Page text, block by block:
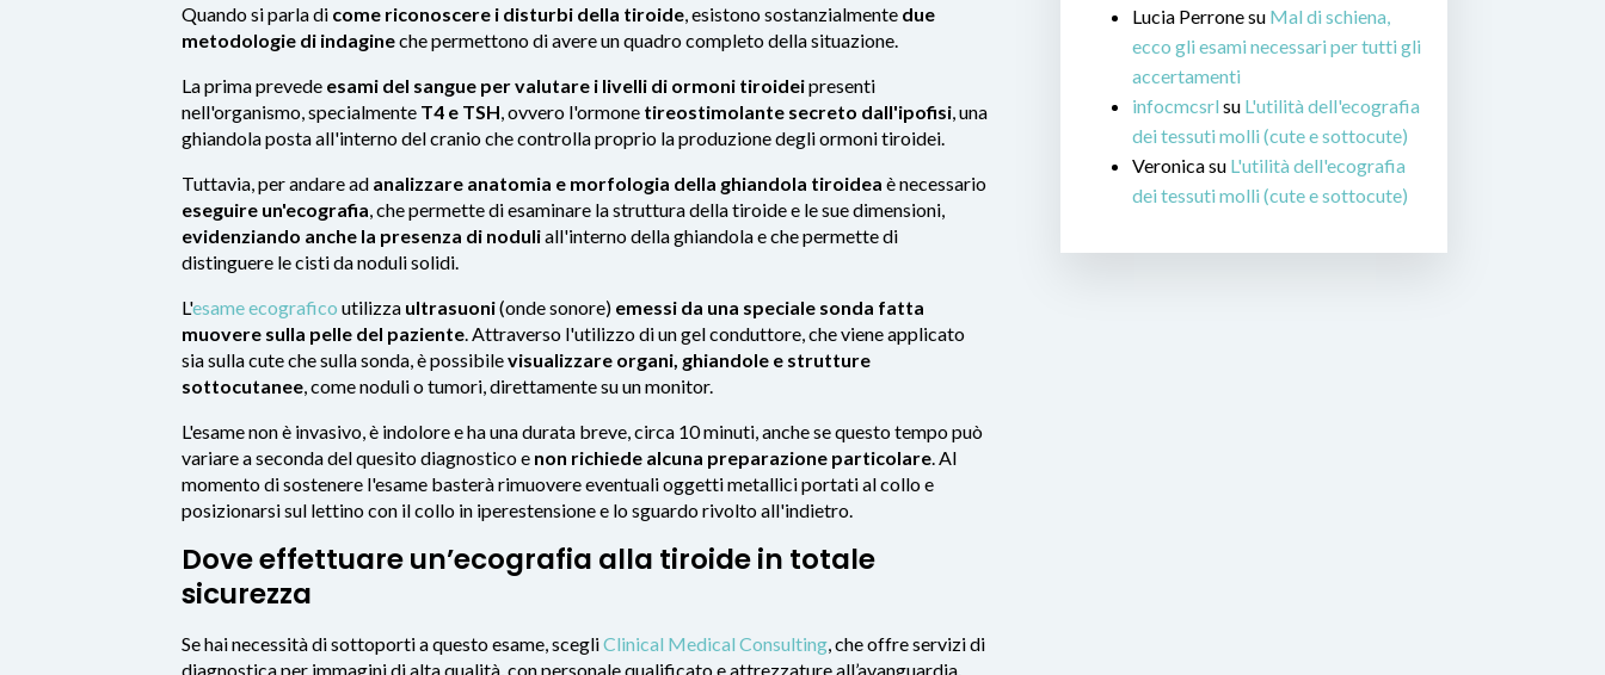
Quando si parla di come riconoscere i disturbi della tiroide , esistono sostanzialmente due
metodologie di indagineche permettono di avere un quadro completo della situazione.
La prima prevede esami del sangue per valutare i livelli di ormoni tiroideipresenti
nell'organismo, specialmente T4 e TSH , ovvero l'ormone tireostimolante secreto dall'ipofisi , una
ghiandola posta all'interno del cranio che controlla proprio la produzione degli ormoni tiroidei.
Tuttavia, per andare ad analizzare anatomia e morfologia della ghiandola tiroidea è necessario
eseguire un'ecografia , che permette di esaminare la struttura della tiroide e le sue dimensioni,
evidenziando anche la presenza di noduliall'interno della ghiandola e che permette di
distinguere le cisti da noduli solidi.
L'esame ecografico utilizza ultrasuoni(onde sonore) emessi da una speciale sonda fatta
muovere sulla pelle del paziente . Attraverso l'utilizzo di un gel conduttore, che viene applicato
sia sulla cute che sulla sonda, è possibilevisualizzare organi, ghiandole e strutture
sottocutanee , come noduli o tumori, direttamente su un monitor.
L'esame non è invasivo, è indolore e ha una durata breve, circa 10 minuti, anche se questo tempo può
variare a seconda del quesito diagnostico e non richiede alcuna preparazione particolare . Al
momento di sostenere l'esame basterà rimuovere eventuali oggetti metallici portati al collo e
posizionarsi sul lettino con il collo in iperestensione e lo sguardo rivolto all'indietro.
Dove effettuare un’ecografia alla tiroide in totale
sicurezza
Se hai necessità di sottoporti a questo esame, scegliClinical Medical Consulting , che offre servizi di
diagnostica per immagini di alta qualità, con personale qualificato e attrezzature all’avanguardia.
Lucia Perronesu Mal di schiena,
ecco gli esami necessari per tutti gli
accertamenti
infocmcsrl su L'utilità dell'ecografia
dei tessuti molli (cute e sottocute)
Veronicasu L'utilità dell'ecografia
dei tessuti molli (cute e sottocute)